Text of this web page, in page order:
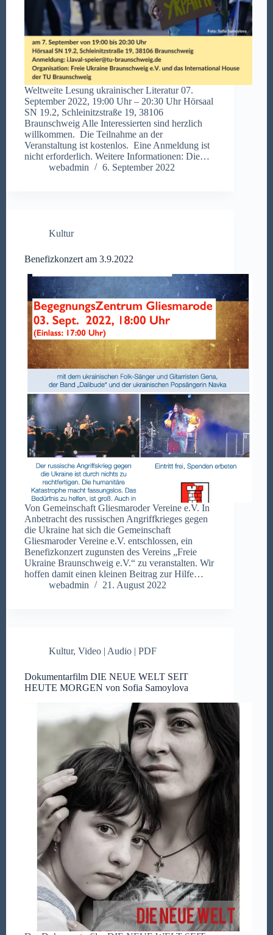
Weltweite Lesung ukrainischer Literatur 07.
September 2022, 19:00 Uhr – 20:30 Uhr Hörsaal
SN 19.2, Schleinitzstraße 19, 38106
Braunschweig Alle Interessierten sind herzlich
willkommen. Die Teilnahme an der
Veranstaltung ist kostenlos. Eine Anmeldung ist
nicht erforderlich. Weitere Informationen: Die…
webadmin
6. September 2022
Kultur
Benefizkonzert am 3.9.2022
Von Gemeinschaft Gliesmaroder Vereine e.V. In
Anbetracht des russischen Angriffkrieges gegen
die Ukraine hat sich die Gemeinschaft
Gliesmaroder Vereine e.V. entschlossen, ein
Benefizkonzert zugunsten des Vereins „Freie
Ukraine Braunschweig e.V.“ zu veranstalten. Wir
hoffen damit einen kleinen Beitrag zur Hilfe…
webadmin
21. August 2022
Kultur, Video | Audio | PDF
Dokumentarfilm DIE NEUE WELT SEIT
HEUTE MORGEN von Sofia Samoylova